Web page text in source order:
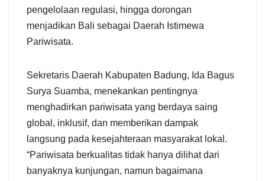
pengelolaan regulasi, hingga dorongan
menjadikan Bali sebagai Daerah Istimewa
Pariwisata.
Sekretaris Daerah Kabupaten Badung, Ida Bagus
Surya Suamba, menekankan pentingnya
menghadirkan pariwisata yang berdaya saing
global, inklusif, dan memberikan dampak
langsung pada kesejahteraan masyarakat lokal.
“Pariwisata berkualitas tidak hanya dilihat dari
banyaknya kunjungan, namun bagaimana